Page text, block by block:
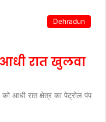
Dehradun
रात खुलवा
आधी रात क्षेत्र का पेट्रोल पंप